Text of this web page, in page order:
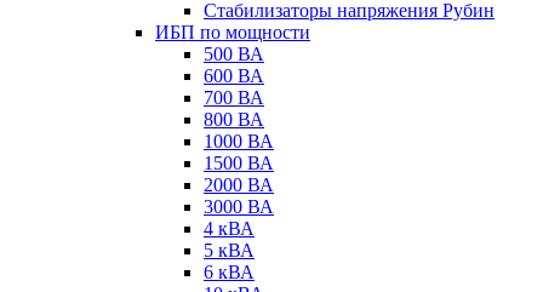
Стабилизаторы напряжения Рубин
ИБП по мощности
500 ВА
600 ВА
700 ВА
800 ВА
1000 ВА
1500 ВА
2000 ВА
3000 ВА
4 кВА
5 кВА
6 кВА